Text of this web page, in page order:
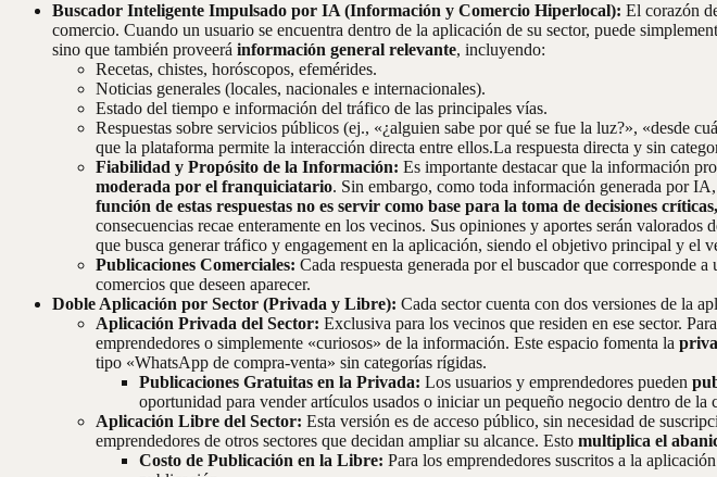
Buscador Inteligente Impulsado por IA (Información y Comercio Hiperlocal): El corazón
comercio. Cuando un usuario se encuentra dentro de la aplicación de su sector, puede
sino que también proveerá información general relevante, incluyendo:
Recetas, chistes, horóscopos, efemérides.
Noticias generales (locales, nacionales e internacionales).
Estado del tiempo e información del tráfico de las principales vías.
Respuestas sobre servicios públicos (ej., «¿alguien sabe por qué se fue la luz?», «desde
que la plataforma permite la interacción directa entre ellos.La respuesta directa y sin
Fiabilidad y Propósito de la Información: Es importante destacar que la información
moderada por el franquiciatario. Sin embargo, como toda información generada por
función de estas respuestas no es servir como base para la toma de decisiones
consecuencias recae enteramente en los vecinos. Sus opiniones y aportes serán
que busca generar tráfico y engagement en la aplicación, siendo el objetivo principal y el
Publicaciones Comerciales: Cada respuesta generada por el buscador que corresponde
comercios que deseen aparecer.
Doble Aplicación por Sector (Privada y Libre): Cada sector cuenta con dos versiones de la
Aplicación Privada del Sector: Exclusiva para los vecinos que residen en ese sector.
emprendedores o simplemente «curiosos» de la información. Este espacio fomenta la
tipo «WhatsApp de compra-venta» sin categorías rígidas.
Publicaciones Gratuitas en la Privada: Los usuarios y emprendedores pueden
oportunidad para vender artículos usados o iniciar un pequeño negocio dentro de
Aplicación Libre del Sector: Esta versión es de acceso público, sin necesidad de
emprendedores de otros sectores que decidan ampliar su alcance. Esto multiplica el
Costo de Publicación en la Libre: Para los emprendedores suscritos a la